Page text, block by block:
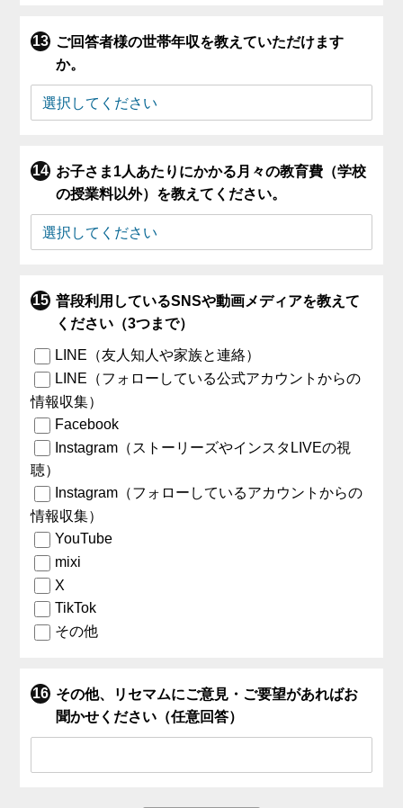
ご回答者様の世帯年収を教えていただけます
か。
お子さま1人あたりにかかる月々の教育費（学校
の授業料以外）を教えてください。
普段利用しているSNSや動画メディアを教えて
ください（3つまで）
LINE（友人知人や家族と連絡）
LINE（フォローしている公式アカウントからの
情報収集）
Facebook
Instagram（ストーリーズやインスタLIVEの視
聴）
Instagram（フォローしているアカウントからの
情報収集）
YouTube
mixi
X
TikTok
その他
その他、リセマムにご意見・ご要望があればお
聞かせください（任意回答）